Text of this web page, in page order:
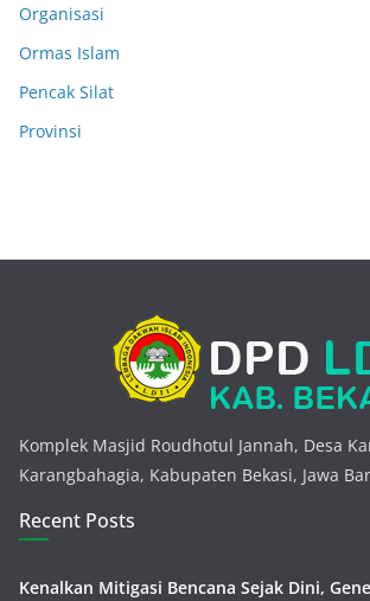
Organisasi
Ormas Islam
Pencak Silat
Provinsi
Komplek Masjid Roudhotul Jannah, Desa
Karangbahagia, Kabupaten Bekasi, Jawa
Recent Posts
Kenalkan Mitigasi Bencana Sejak Dini,